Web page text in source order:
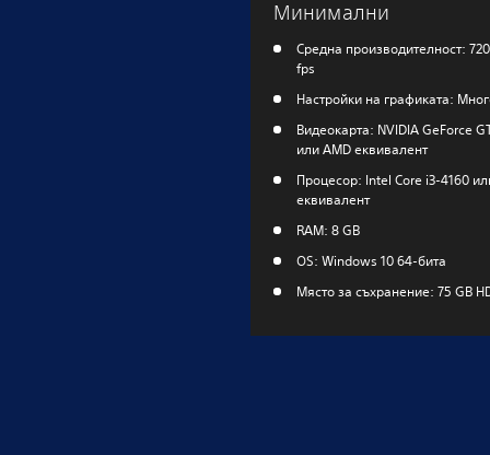
Минимални
Средна производителност:
fps
Настройки на графиката:
Видеокарта: NVIDIA GeForce
или AMD еквивалент
Процесор: Intel Core i3-4160
еквивалент
RAM: 8 GB
OS: Windows 10 64-бита
Място за съхранение: 75 GB